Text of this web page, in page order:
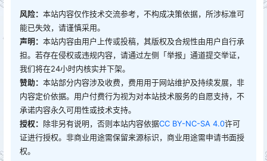
风险： 本站内容仅作技术交流参考，不构成决策依据，所涉标准可
能已失效，请谨慎采用。
声明： 本站内容由用户上传或投稿，其版权及合规性由用户自行承
担。若存在侵权或违规内容，请通过左侧「举报」通道提交举证，
我们将在24小时内核实并下架。
赞助： 本站部分内容涉及收费，费用用于网站维护及持续发展，非
内容定价依据。用户付费行为视为对本站技术服务的自愿支持，不
承诺内容永久可用性或技术支持。
授权： 除非另有说明，否则本站内容依据CC BY-NC-SA 4.0许可
证进行授权。非商业用途需保留来源标识，商业用途需申请书面授
权。